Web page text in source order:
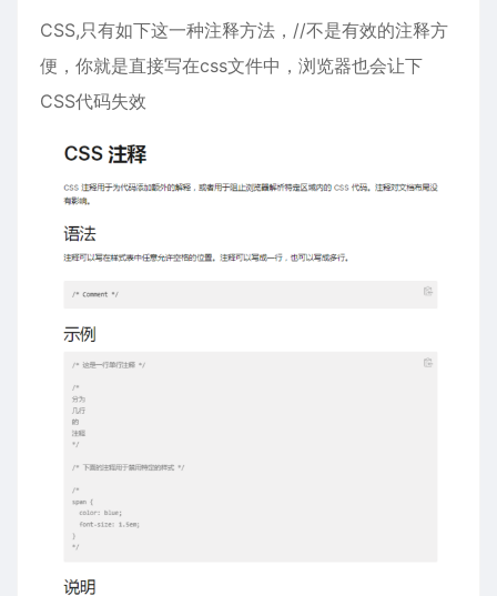
CSS,只有如下这一种注释方法，//不是有效的注释方
便，你就是直接写在css文件中，浏览器也会让下
CSS代码失效